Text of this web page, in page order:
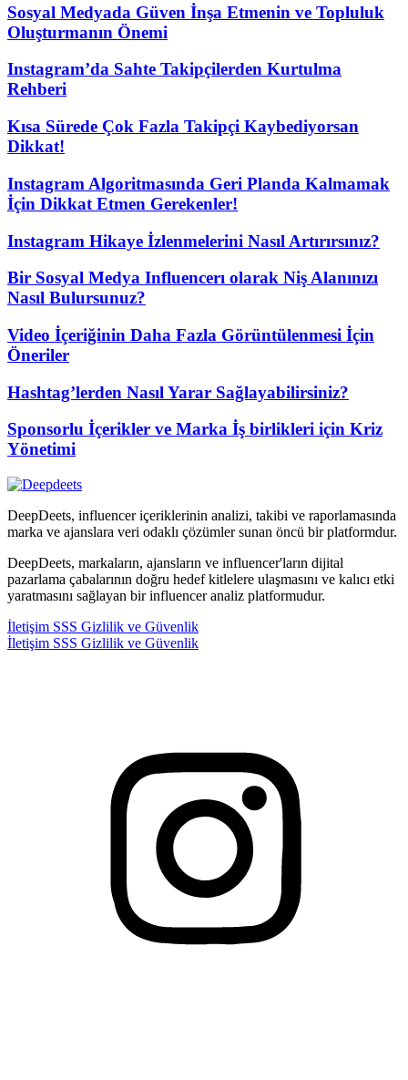
Sosyal Medyada Güven İnşa Etmenin ve Topluluk
Oluşturmanın Önemi
Instagram’da Sahte Takipçilerden Kurtulma
Rehberi
Kısa Sürede Çok Fazla Takipçi Kaybediyorsan
Dikkat!
Instagram Algoritmasında Geri Planda Kalmamak
İçin Dikkat Etmen Gerekenler!
Instagram Hikaye İzlenmelerini Nasıl Artırırsınız?
Bir Sosyal Medya Influencerı olarak Niş Alanınızı
Nasıl Bulursunuz?
Video İçeriğinin Daha Fazla Görüntülenmesi İçin
Öneriler
Hashtag’lerden Nasıl Yarar Sağlayabilirsiniz?
Sponsorlu İçerikler ve Marka İş birlikleri için Kriz
Yönetimi
DeepDeets, influencer içeriklerinin analizi, takibi ve raporlamasında
marka ve ajanslara veri odaklı çözümler sunan öncü bir platformdur.
DeepDeets, markaların, ajansların ve influencer'ların dijital
pazarlama çabalarının doğru hedef kitlelere ulaşmasını ve kalıcı etki
yaratmasını sağlayan bir influencer analiz platformudur.
İletişim SSS Gizlilik ve Güvenlik
İletişim SSS Gizlilik ve Güvenlik